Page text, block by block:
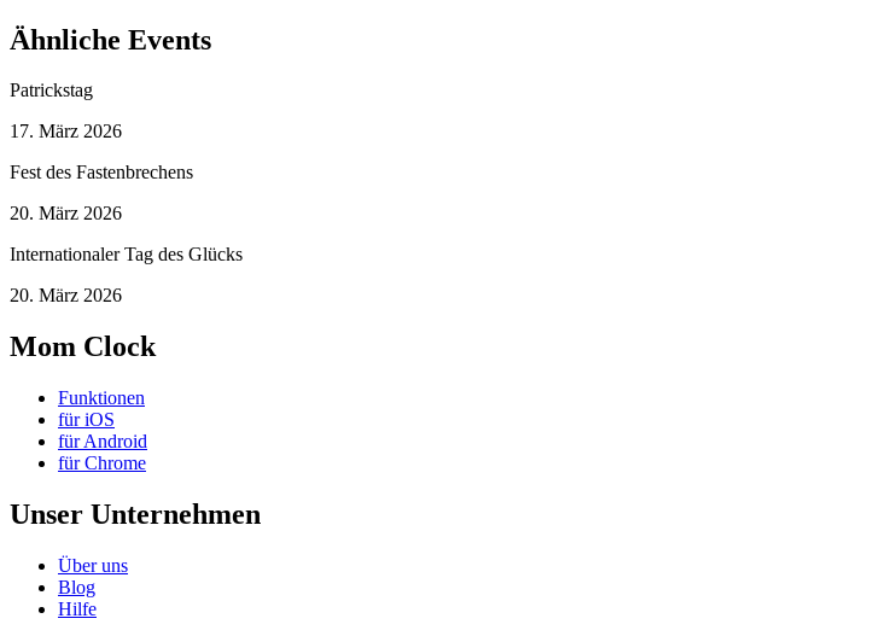
Ähnliche Events
Patrickstag
17. März 2026
Fest des Fastenbrechens
20. März 2026
Internationaler Tag des Glücks
20. März 2026
Mom Clock
Funktionen
für iOS
für Android
für Chrome
Unser Unternehmen
Über uns
Blog
Hilfe